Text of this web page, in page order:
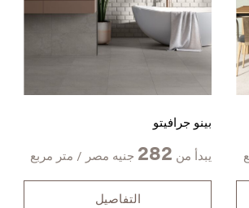
بينو جرافيتو
يبدأ من 282 جنيه مصر / متر مربع
التفاصيل